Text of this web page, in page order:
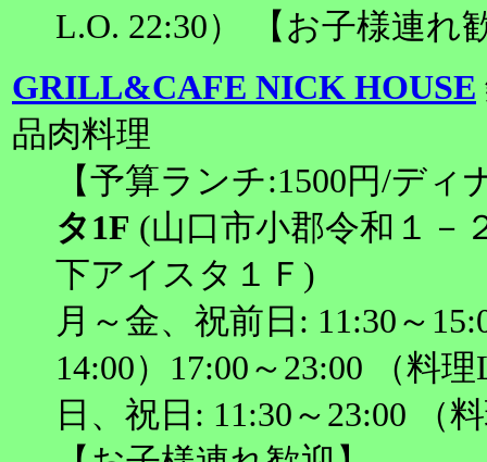
L.O. 22:30） 【お子様連れ
GRILL&CAFE NICK HOUSE
品肉料理
【予算ランチ:1500円/ディ
タ1F (山口市小郡令和１
下アイスタ１Ｆ)
月～金、祝前日: 11:30～
14:00）17:00～23:00 （料
日、祝日: 11:30～23:00 （